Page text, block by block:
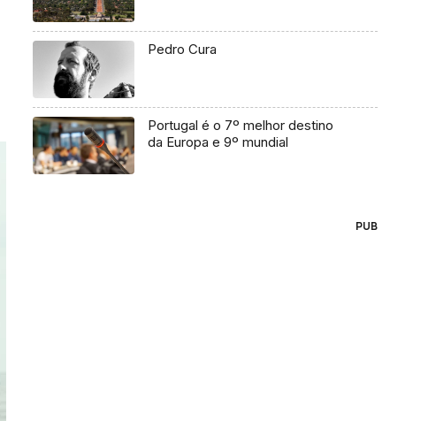
Pedro Cura
Portugal é o 7º melhor destino
da Europa e 9º mundial
PUB